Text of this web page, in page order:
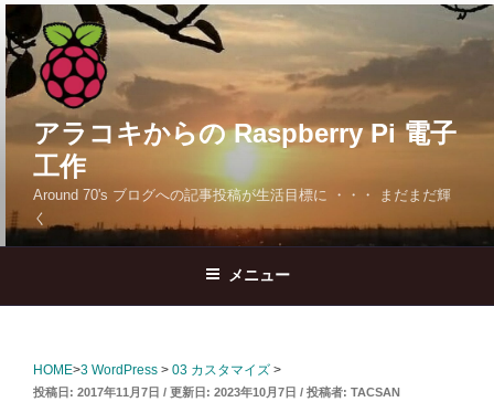
コ
ン
テ
ン
へ
ッ
プ
アラコキからの Raspberry Pi 電子
工作
Around 70's ブログへの記事投稿が生活目標に ・・・ まだまだ輝
く
メニュー
HOME>3 WordPress > 03 カスタマイズ >
投
2017年11月7日 2023年10月7日 投稿者: TACSAN